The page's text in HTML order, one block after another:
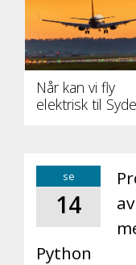
Når kan vi fly
elektrisk til
se
14
Python